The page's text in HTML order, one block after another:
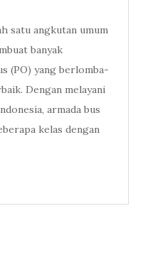
satu angkutan umum
banyak
(PO) yang berlomba-
Dengan melayani
armada bus
kelas dengan